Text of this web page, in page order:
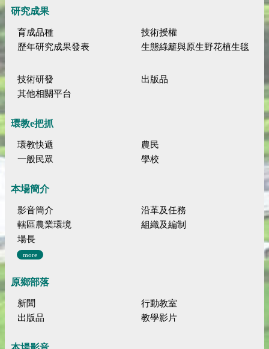
研究成果
育成品種
技術授權
歷年研究成果發表
生態綠籬與原生野花植生毯
技術研發
出版品
其他相關平台
環教e把抓
環教快遞
農民
一般民眾
學校
本場簡介
影音簡介
沿革及任務
轄區農業環境
組織及編制
場長
more
原鄉部落
新聞
行動教室
出版品
教學影片